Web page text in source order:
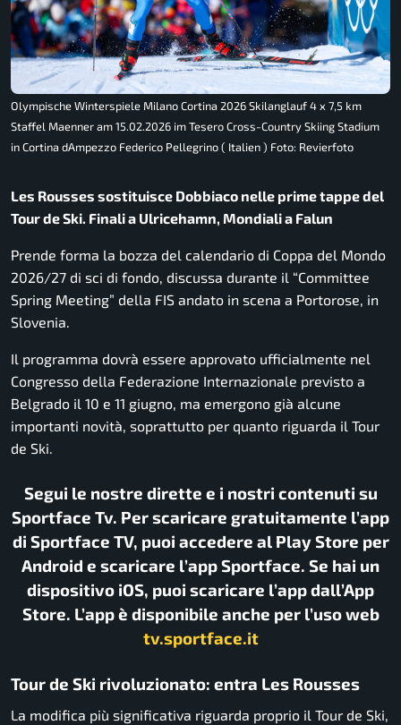
Olympische Winterspiele Milano Cortina 2026 Skilanglauf 4 x 7,5 km
Staffel Maenner am 15.02.2026 im Tesero Cross-Country Skiing Stadium
in Cortina dAmpezzo Federico Pellegrino ( Italien ) Foto: Revierfoto
Les Rousses sostituisce Dobbiaco nelle prime tappe del
Tour de Ski. Finali a Ulricehamn, Mondiali a Falun
Prende forma la bozza del calendario di Coppa del Mondo
2026/27 di sci di fondo, discussa durante il “Committee
Spring Meeting” della FIS andato in scena a Portorose, in
Slovenia.
Il programma dovrà essere approvato ufficialmente nel
Congresso della Federazione Internazionale previsto a
Belgrado il 10 e 11 giugno, ma emergono già alcune
importanti novità, soprattutto per quanto riguarda il Tour
de Ski.
Segui le nostre dirette e i nostri contenuti su
Sportface Tv. Per scaricare gratuitamente l’app
di Sportface TV, puoi accedere al Play Store per
Android e scaricare l’app Sportface. Se hai un
dispositivo iOS, puoi scaricare l’app dall’App
Store. L’app è disponibile anche per l’uso web
tv.sportface.it
Tour de Ski rivoluzionato: entra Les Rousses
La modifica più significativa riguarda proprio il Tour de Ski,